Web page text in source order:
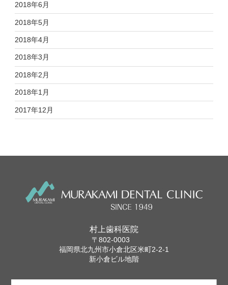
2018年6月
2018年5月
2018年4月
2018年3月
2018年2月
2018年1月
2017年12月
村上歯科医院
〒802-0003
福岡県北九州市小倉北区米町2-2-1
新小倉ビル地階